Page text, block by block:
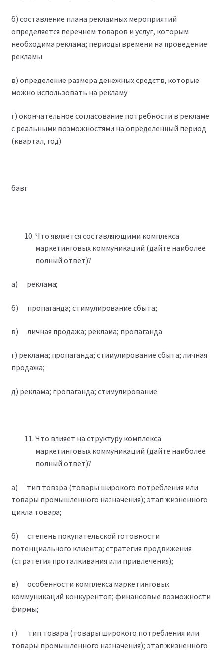
б) составление плана рекламных мероприятий
определяется перечнем товаров и услуг, которым
необходима реклама; периоды времени на проведение
рекламы
в) определение размера денежных средств, которые
можно использовать на рекламу
г) окончательное согласование потребности в рекламе
с реальными возможностями на определенный период
(квартал, год)
бавг
Что является составляющими комплекса
маркетинговых коммуникаций (дайте наиболее
полный ответ)?
а) реклама;
б) пропаганда; стимулирование сбыта;
в) личная продажа; реклама; пропаганда
г) реклама; пропаганда; стимулирование сбыта; личная
продажа;
д) реклама; пропаганда; стимулирование.
Что влияет на структуру комплекса
маркетинговых коммуникаций (дайте наиболее
полный ответ)?
а) тип товара (товары широкого потребления или
товары промышленного назначения); этап жизненного
цикла товара;
б) степень покупательской готовности
потенциального клиента; стратегия продвижения
(стратегия проталкивания или привлечения);
в) особенности комплекса маркетинговых
коммуникаций конкурентов; финансовые возможности
фирмы;
г) тип товара (товары широкого потребления или
товары промышленного назначения); этап жизненного